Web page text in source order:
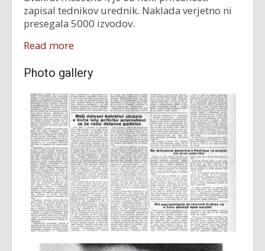
zapisal tednikov urednik. Naklada verjetno ni
presegala 5000 izvodov.
Read more
Photo gallery